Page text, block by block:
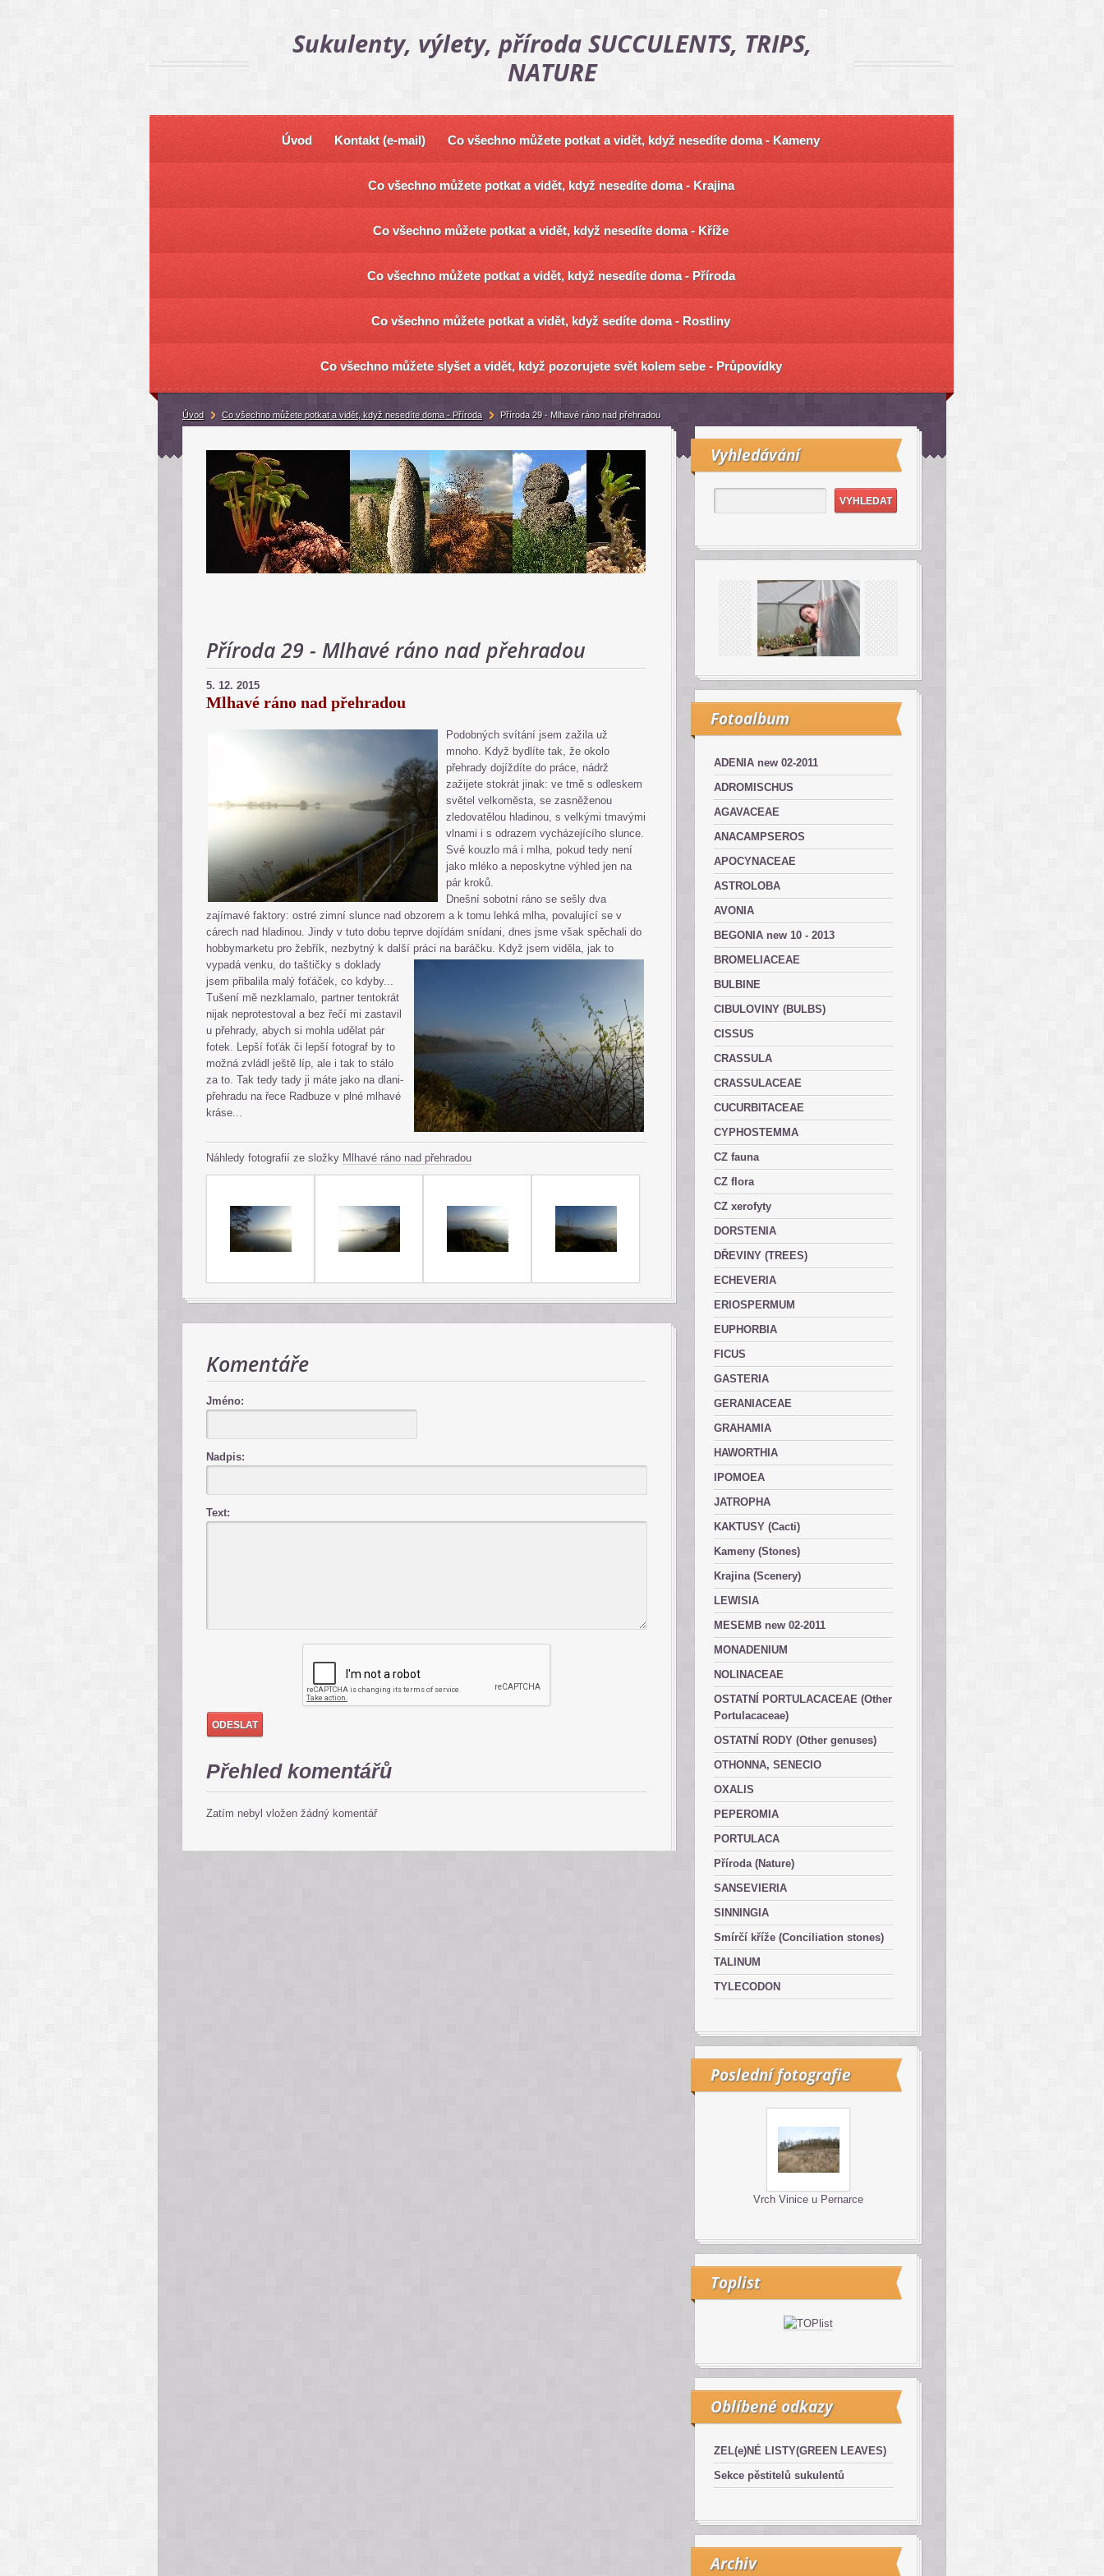
Sukulenty, výlety, příroda SUCCULENTS, TRIPS,
NATURE
Úvod Kontakt (e-mail) Co všechno můžete potkat a vidět, když nesedíte doma - Kameny
Co všechno můžete potkat a vidět, když nesedíte doma - Krajina
Co všechno můžete potkat a vidět, když nesedíte doma - Kříže
Co všechno můžete potkat a vidět, když nesedíte doma - Příroda
Co všechno můžete potkat a vidět, když sedíte doma - Rostliny
Co všechno můžete slyšet a vidět, když pozorujete svět kolem sebe - Průpovídky
Příroda 29 - Mlhavé ráno nad přehradou
5. 12. 2015
Mlhavé ráno nad přehradou
Podobných svítání jsem zažila už
mnoho. Když bydlíte tak, že okolo
přehrady dojíždíte do práce, nádrž
zažijete stokrát jinak: ve tmě s odleskem
světel velkoměsta, se zasněženou
zledovatělou hladinou, s velkými tmavými
vlnami i s odrazem vycházejícího slunce.
Své kouzlo má i mlha, pokud tedy není
jako mléko a neposkytne výhled jen na
pár kroků.
Dnešní sobotní ráno se sešly dva
zajímavé faktory: ostré zimní slunce nad obzorem a k tomu lehká mlha, povalující se v
cárech nad hladinou. Jindy v tuto dobu teprve dojídám snídani, dnes jsme však spěchali do
hobbymarketu pro žebřík, nezbytný k další práci na baráčku. Když jsem viděla, jak to
vypadá venku, do taštičky s doklady
jsem přibalila malý foťáček, co kdyby...
Tušení mě nezklamalo, partner tentokrát
nijak neprotestoval a bez řečí mi zastavil
u přehrady, abych si mohla udělat pár
fotek. Lepší foťák či lepší fotograf by to
možná zvládl ještě líp, ale i tak to stálo
za to. Tak tedy tady ji máte jako na dlani-
přehradu na řece Radbuze v plné mlhavé
kráse...
Náhledy fotografií ze složky Mlhavé ráno nad přehradou
Komentáře
Jméno:
Nadpis:
Text:
Přehled komentářů
Zatím nebyl vložen žádný komentář
Vyhledávání
Fotoalbum
ADENIA new 02-2011
ADROMISCHUS
AGAVACEAE
ANACAMPSEROS
APOCYNACEAE
ASTROLOBA
AVONIA
BEGONIA new 10 - 2013
BROMELIACEAE
BULBINE
CIBULOVINY (BULBS)
CISSUS
CRASSULA
CRASSULACEAE
CUCURBITACEAE
CYPHOSTEMMA
CZ fauna
CZ flora
CZ xerofyty
DORSTENIA
DŘEVINY (TREES)
ECHEVERIA
ERIOSPERMUM
EUPHORBIA
FICUS
GASTERIA
GERANIACEAE
GRAHAMIA
HAWORTHIA
IPOMOEA
JATROPHA
KAKTUSY (Cacti)
Kameny (Stones)
Krajina (Scenery)
LEWISIA
MESEMB new 02-2011
MONADENIUM
NOLINACEAE
OSTATNÍ PORTULACACEAE (Other
Portulacaceae)
OSTATNÍ RODY (Other genuses)
OTHONNA, SENECIO
OXALIS
PEPEROMIA
PORTULACA
Příroda (Nature)
SANSEVIERIA
SINNINGIA
Smírčí kříže (Conciliation stones)
TALINUM
TYLECODON
Poslední fotografie
Vrch Vinice u Pernarce
Toplist
Oblíbené odkazy
ZEL(e)NÉ LISTY(GREEN LEAVES)
Sekce pěstitelů sukulentů
Archiv
Úvod Co všechno můžete potkat a vidět, když nesedíte doma - Příroda Příroda 29 - Mlhavé ráno nad přehradou